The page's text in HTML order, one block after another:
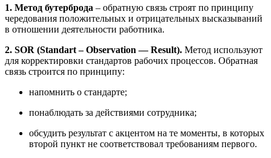
1. Метод бутерброда – обратную связь строят по принципу
чередования положительных и отрицательных высказываний
в отношении деятельности работника.
2. SOR (Standart – Observation — Result). Метод используют
для корректировки стандартов рабочих процессов. Обратная
связь строится по принципу:
напомнить о стандарте;
понаблюдать за действиями сотрудника;
обсудить результат с акцентом на те моменты, в которых
второй пункт не соответствовал требованиям первого.